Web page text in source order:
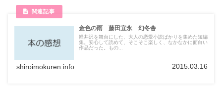
金色の雨 藤田宜永 幻冬舎
軽井沢を舞台にした、大人の恋愛小説ばかりを集めた短編
集。安心して読めて、そこそこ楽しく、なかなかに面白い
作品だった。もの...
shiroimokuren.info 2015.03.16